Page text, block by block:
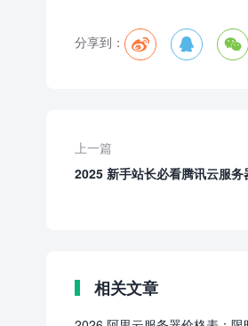
分享到：   
上一篇
2025 新手站长必看腾讯云服
相关文章